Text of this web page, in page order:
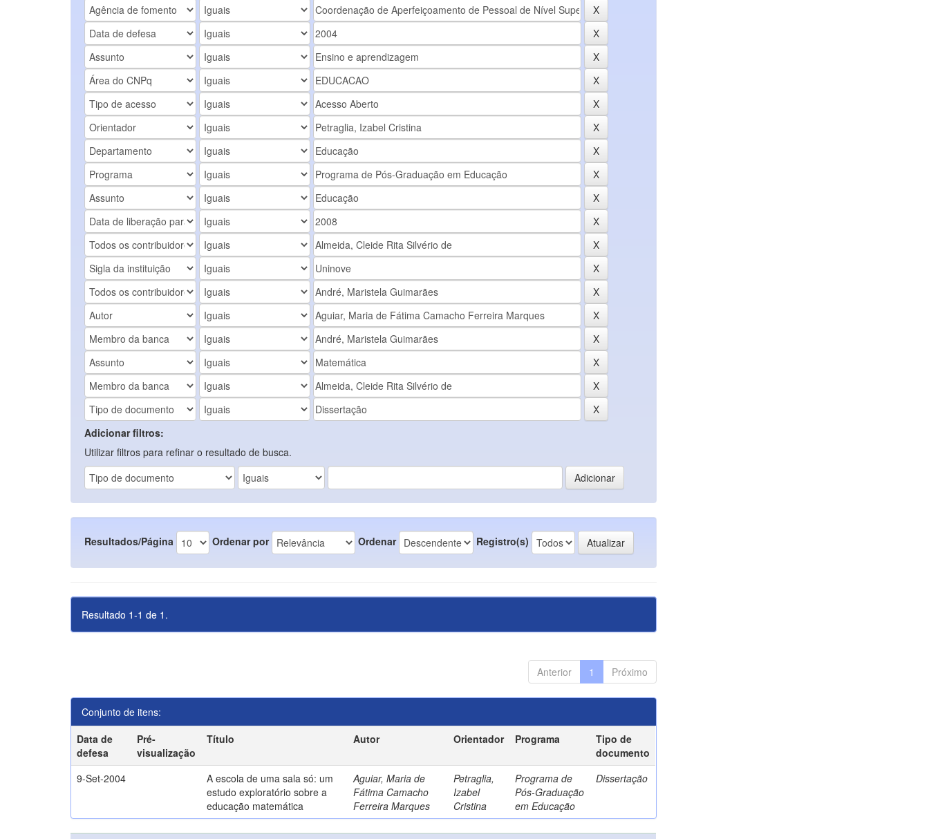
Adicionar filtros:
Utilizar filtros para refinar o resultado de busca.
Resultados/Página Ordenar por Ordenar Registro(s)
Resultado 1-1 de 1.
Anterior 1 Próximo
Conjunto de itens:
Data de
defesa
Pré-
visualização
Título Autor Orientador Programa
Tipo de
documento
9-Set-2004
A escola de uma sala só: um
estudo exploratório sobre a
educação matemática
Aguiar, Maria de
Fátima Camacho
Ferreira Marques
Petraglia,
Izabel
Cristina
Programa de
Pós-Graduação
em Educação
Dissertação